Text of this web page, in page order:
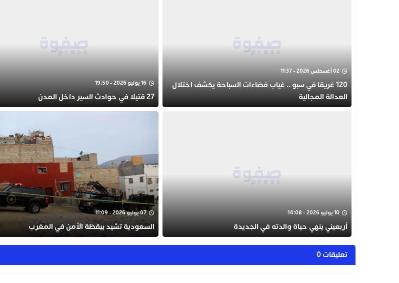
02 أغسطس 2026 - 11:37
120 غريقا في سبو .. غياب فضاءات السباحة يكشف اختلال
العدالة المجالية
16 يوليو 2026 - 19:50
27 قتيلا في حوادث السير داخل المدن
10 يوليو 2026 - 14:08
أربعيني ينهي حياة والدته في الجديدة
07 يوليو 2026 - 11:09
السعودية تشيد بيقظة الأمن في المغرب
تعليقات 0